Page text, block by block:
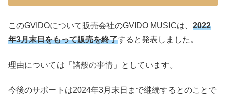
このGVIDOについて販売会社のGVIDO MUSICは、 2022
年3月末日をもって販売を終了すると発表しました。
理由については「諸般の事情」としています。
今後のサポートは2024年3月末日まで継続するとのことで